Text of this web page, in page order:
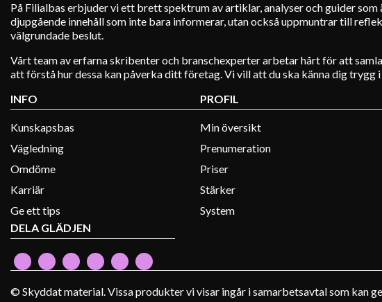
På Filialbas erbjuder vi ett brett spektrum av artiklar, analyser och guider
djupgående innehåll som inte bara informerar, utan också uppmuntrar till
välgrundade beslut.
Vårt team av erfarna skribenter och branschexperter arbetar hårt för att
att förstå hur dessa kan påverka ditt företag. Vi vill att du ska känna dig trygg
DELA GLÄDJEN
© Skyddat material. Vissa produkter vi visar ingår i samarbetsavtal som kan
INFO
Kunskapsbas
Vägledning
Omdöme
Karriär
Ge ett tips
PROFIL
Min översikt
Prenumeration
Priser
Stärker
System